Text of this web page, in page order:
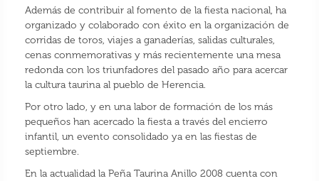
Además de contribuir al fomento de la fiesta nacional, ha
organizado y colaborado con éxito en la organización de
corridas de toros, viajes a ganaderías, salidas culturales,
cenas conmemorativas y más recientemente una mesa
redonda con los triunfadores del pasado año para acercar
la cultura taurina al pueblo de Herencia.
Por otro lado, y en una labor de formación de los más
pequeños han acercado la fiesta a través del encierro
infantil, un evento consolidado ya en las fiestas de
septiembre.
En la actualidad la Peña Taurina Anillo 2008 cuenta con